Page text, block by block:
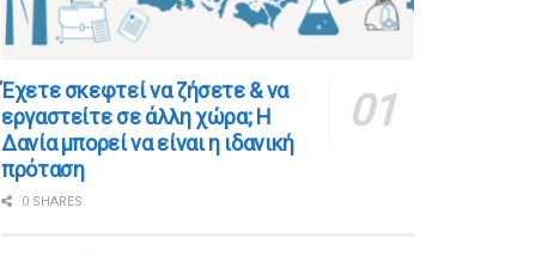
​​Έχετε σκεφτεί να ζήσετε & να
εργαστείτε σε άλλη χώρα; Η
Δανία μπορεί να είναι η ιδανική
πρόταση
0 SHARES